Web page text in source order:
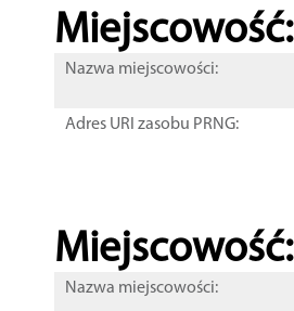
Miejscowość:
Nazwa miejscowości:
Adres URI zasobu PRNG:
Miejscowość:
Nazwa miejscowości: